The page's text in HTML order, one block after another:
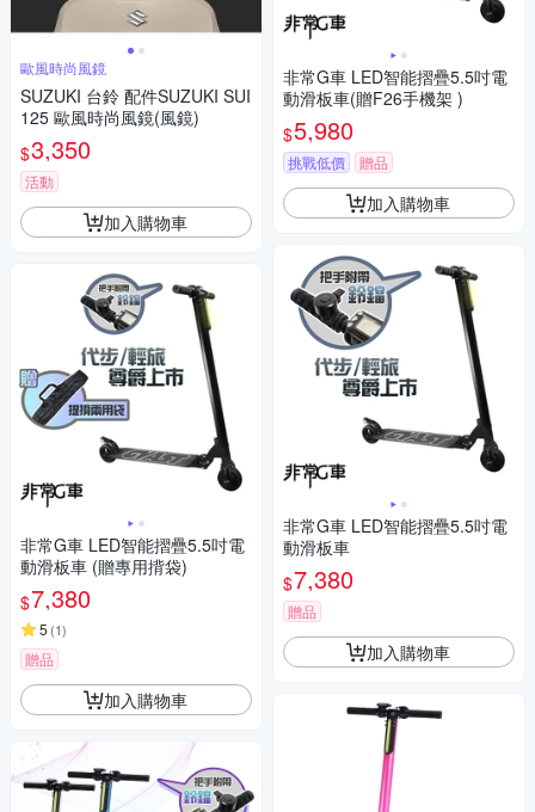
歐風時尚風鏡
SUZUKI 台鈴 配件SUZUKI SUI
125 歐風時尚風鏡(風鏡)
$3,350
活動
加入購物車
非常G車 LED智能摺疊5.5吋電
動滑板車 (贈專用揹袋)
$7,380
5 (1)
贈品
加入購物車
非常G車 LED智能摺疊5.5吋電
動滑板車(贈F26手機架 )
$5,980
挑戰低價 贈品
加入購物車
非常G車 LED智能摺疊5.5吋電
動滑板車
$7,380
贈品
加入購物車